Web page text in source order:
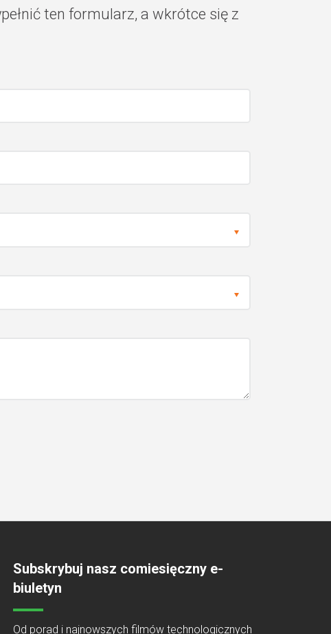
ten formularz, a wkrótce się z
Subskrybuj nasz comiesięczny e-
biuletyn
Od porad i najnowszych filmów technologicznych